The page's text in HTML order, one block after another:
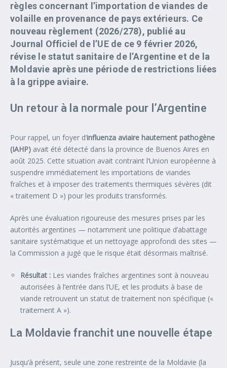
règles concernant l’importation de viandes de
volaille en provenance de pays extérieurs. Ce
nouveau règlement (2026/278), publié au
Journal Officiel de l’UE de ce 9 février 2026,
révise le statut sanitaire de l’Argentine et de la
Moldavie après une période de restrictions liées
à la grippe aviaire.
Un retour à la normale pour l’Argentine
Pour rappel, un foyer d’influenza aviaire hautement pathogène
(IAHP) avait été détecté dans la province de Buenos Aires en
août 2025. Cette situation avait contraint l’Union européenne à
suspendre immédiatement les importations de viandes
fraîches et à imposer des traitements thermiques sévères (dit
« traitement D ») pour les produits transformés.
Après une évaluation rigoureuse des mesures prises par les
autorités argentines — notamment une politique d’abattage
sanitaire systématique et un nettoyage approfondi des sites —
la Commission a jugé que le risque était désormais maîtrisé.
Résultat : Les viandes fraîches argentines sont à nouveau
autorisées à l’entrée dans l’UE, et les produits à base de
viande retrouvent un statut de traitement non spécifique («
traitement A »).
La Moldavie franchit une nouvelle étape
Jusqu’à présent, seule une zone restreinte de la Moldavie (la